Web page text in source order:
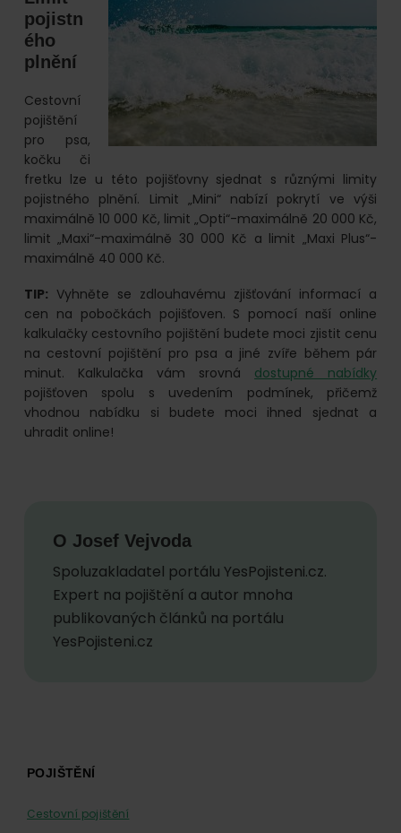
pojistn
ého
plnění
Cestovní
pojištění
pro psa,
kočku či
fretku lze u této pojišťovny sjednat s různými limity
pojistného plnění. Limit „Mini“ nabízí pokrytí ve výši
maximálně 10 000 Kč, limit „Opti“-maximálně 20 000 Kč,
limit „Maxi“-maximálně 30 000 Kč a limit „Maxi Plus“-
maximálně 40 000 Kč.
TIP: Vyhněte se zdlouhavému zjišťování informací a
cen na pobočkách pojišťoven. S pomocí naší online
kalkulačky cestovního pojištění budete moci zjistit cenu
na cestovní pojištění pro psa a jiné zvíře během pár
minut. Kalkulačka vám srovná dostupné nabídky
pojišťoven spolu s uvedením podmínek, přičemž
vhodnou nabídku si budete moci ihned sjednat a
uhradit online!
O Josef Vejvoda
Spoluzakladatel portálu YesPojisteni.cz.
Expert na pojištění a autor mnoha
publikovaných článků na portálu
YesPojisteni.cz
FooterPOJIŠTĚNÍ
Cestovní pojištění